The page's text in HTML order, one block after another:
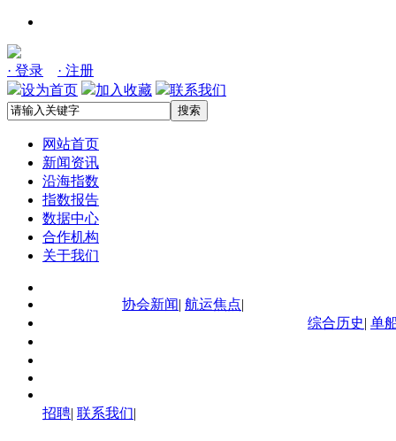
· 登录
· 注册
设为首页
加入收藏 联系我们
搜索
网站首页
新闻资讯
沿海指数
指数报告
数据中心
合作机构
关于我们
协会新闻| 航运焦点|
综合历史| 单
招聘| 联系我们|